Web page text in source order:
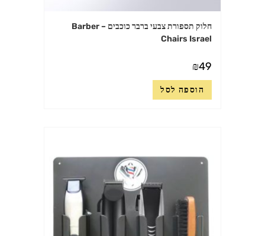
חלוק תספורת צבעי ברבר כוכבים – Barber
Chairs Israel
₪49
הוספה לסל